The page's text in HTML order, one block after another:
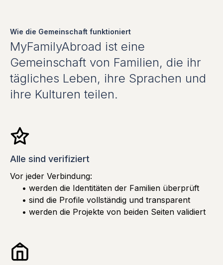
Wie die Gemeinschaft funktioniert
MyFamilyAbroad ist eine
Gemeinschaft von Familien, die ihr
tägliches Leben, ihre Sprachen und
ihre Kulturen teilen.
Alle sind verifiziert
Vor jeder Verbindung:
• werden die Identitäten der Familien überprüft
• sind die Profile vollständig und transparent
• werden die Projekte von beiden Seiten validiert